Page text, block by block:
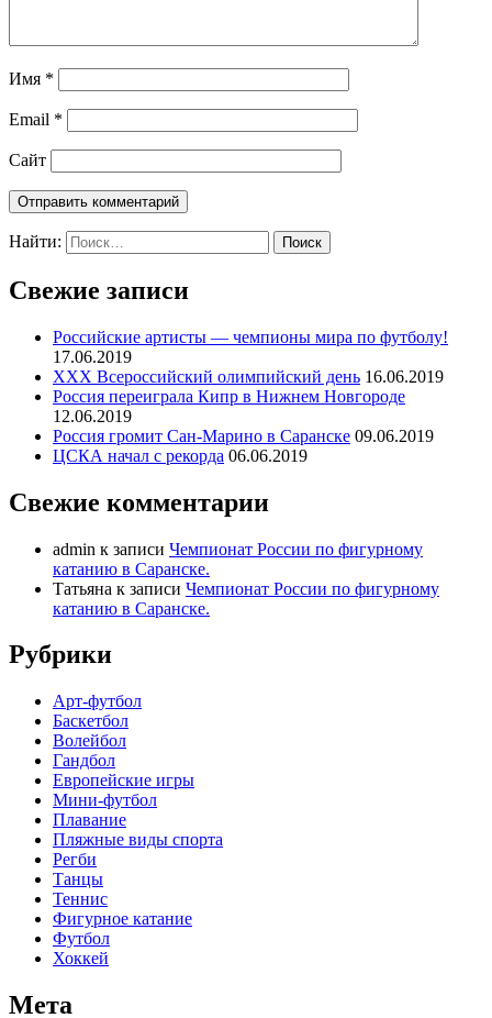
Имя *
Email *
Сайт
Найти:
Свежие записи
Российские артисты — чемпионы мира по футболу!
17.06.2019
ХХХ Всероссийский олимпийский день 16.06.2019
Россия переиграла Кипр в Нижнем Новгороде
12.06.2019
Россия громит Сан-Марино в Саранске 09.06.2019
ЦСКА начал с рекорда 06.06.2019
Свежие комментарии
admin к записи Чемпионат России по фигурному
катанию в Саранске.
Татьяна к записи Чемпионат России по фигурному
катанию в Саранске.
Рубрики
Арт-футбол
Баскетбол
Волейбол
Гандбол
Европейские игры
Мини-футбол
Плавание
Пляжные виды спорта
Регби
Танцы
Теннис
Фигурное катание
Футбол
Хоккей
Мета